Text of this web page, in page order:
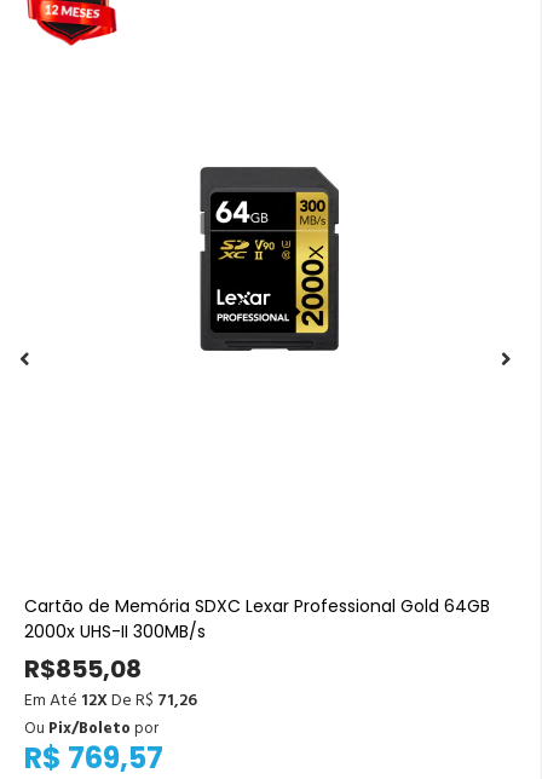
Cartão de Memória SDXC Lexar Professional Gold 64GB
2000x UHS-II 300MB/s
R$855,08
Em Até 12XDe R$ 71,26
R$ 769,57
Ou Pix/Boletopor